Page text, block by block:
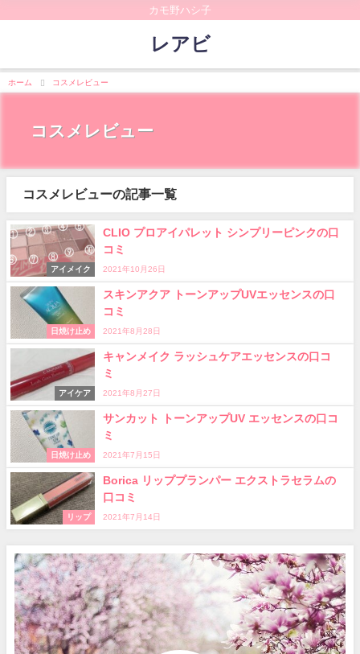
カモ野ハシ子
レアビ
ホーム コスメレビュー
コスメレビュー
コスメレビューの記事一覧
アイメイク
CLIO プロアイパレット シンプリーピンクの口
コミ
2021年10月26日
日焼け止め
スキンアクア トーンアップUVエッセンスの口
コミ
2021年8月28日
アイケア
キャンメイク ラッシュケアエッセンスの口コ
ミ
2021年8月27日
日焼け止め
サンカット トーンアップUV エッセンスの口コ
ミ
2021年7月15日
リップ
Borica リッププランパー エクストラセラムの
口コミ
2021年7月14日